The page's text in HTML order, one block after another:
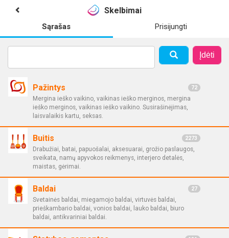
Skelbimai
Sąrašas Prisijungti
Įdėti
Pažintys 72
Mergina ieško vaikino, vaikinas ieško merginos, mergina
ieško merginos, vaikinas ieško vaikino. Susirašinėjimas,
laisvalaikis kartu, seksas.
Buitis 2273
Drabužiai, batai, papuošalai, aksesuarai, grožio paslaugos,
sveikata, namų apyvokos reikmenys, interjero detalės,
maistas, gėrimai.
Baldai 27
Svetainės baldai, miegamojo baldai, virtuvės baldai,
prieškambario baldai, vonios baldai, lauko baldai, biuro
baldai, antikvariniai baldai.